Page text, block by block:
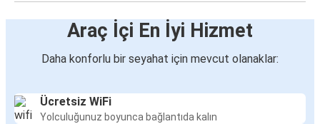
Araç İçi En İyi Hizmet
Daha konforlu bir seyahat için mevcut olanaklar:
Ücretsiz WiFi
Yolculuğunuz boyunca bağlantıda kalın